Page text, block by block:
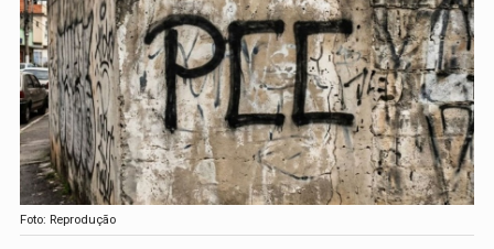
Foto: Reprodução